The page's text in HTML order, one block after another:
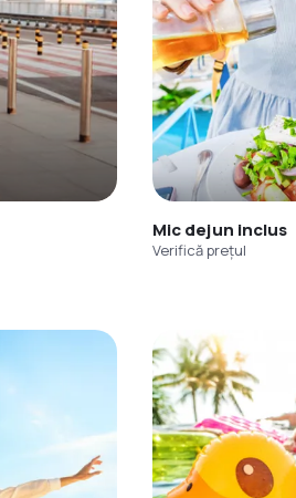
Mic dejun inclus
Verifică prețul